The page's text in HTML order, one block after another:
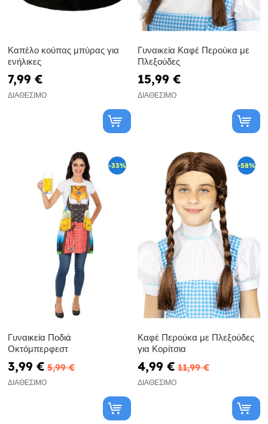
Καπέλο κούπας μπύρας για
ενήλικες
7,99 €
ΔΙΑΘΈΣΙΜΟ
Γυναικεία Καφέ Περούκα με
Πλεξούδες
15,99 €
ΔΙΑΘΈΣΙΜΟ
-33%
Γυναικεία Ποδιά
Οκτόμπερφεστ
3,99 € 5,99 €
ΔΙΑΘΈΣΙΜΟ
-58%
Καφέ Περούκα με Πλεξούδες
για Κορίτσια
4,99 € 11,99 €
ΔΙΑΘΈΣΙΜΟ